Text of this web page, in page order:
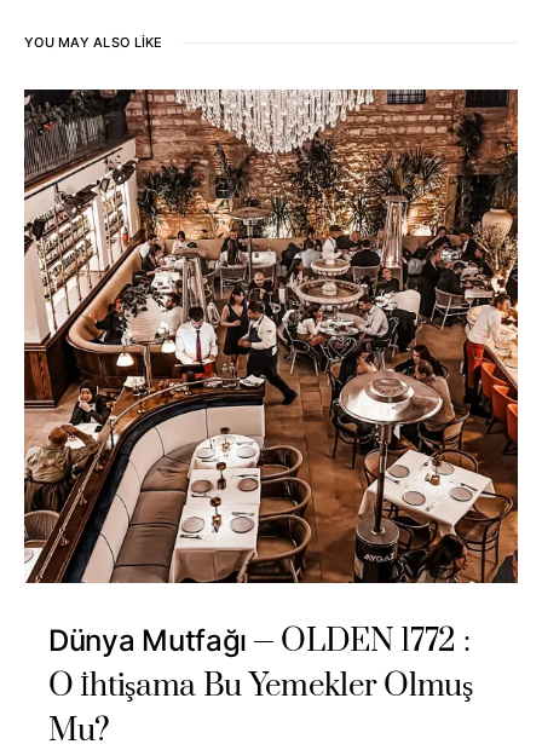
YOU MAY ALSO LIKE
Dünya Mutfağı
OLDEN 1772 :
O İhtişama Bu Yemekler Olmuş
Mu?